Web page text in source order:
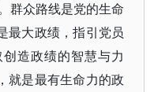
群众路线是党的生命
最大政绩，指引党员
造政绩的智慧与力
就是最有生命力的政